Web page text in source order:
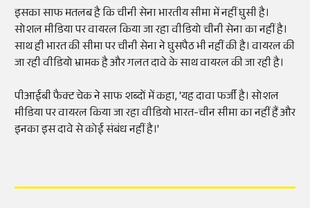
इसका साफ मतलब है कि चीनी सेना भारतीय सीमा में नहीं घुसी है।
सोशल मीडिया पर वायरल किया जा रहा वीडियो चीनी सेना का नहीं है।
साथ ही भारत की सीमा पर चीनी सेना ने घुसपैठ भी नहीं की है। वायरल की
जा रही वीडियो भ्रामक है और गलत दावे के साथ वायरल की जा रही है।
पीआईबी फैक्ट चेक ने साफ शब्दों में कहा, 'यह दावा फर्जी है। सोशल
मीडिया पर वायरल किया जा रहा वीडियो भारत-चीन सीमा का नहीं हैं और
इनका इस दावे से कोई संबंध नहीं है।'